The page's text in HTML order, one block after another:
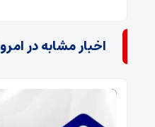
اخبار مشابه در